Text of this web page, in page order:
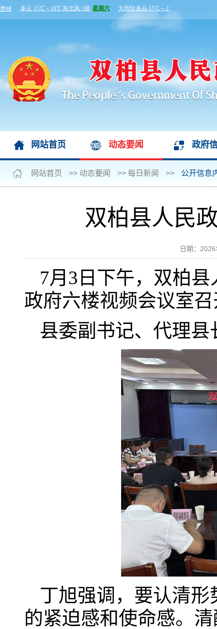
网站首页 动态要闻 政府
网站首页 >> 动态要闻 >> 每日新闻 >> 公开信息
双柏县人民
日期：
7月3日下午，双柏
政府六楼视频会议室
县委副书记、代理
丁旭强调，要认清
的紧迫感和使命感。